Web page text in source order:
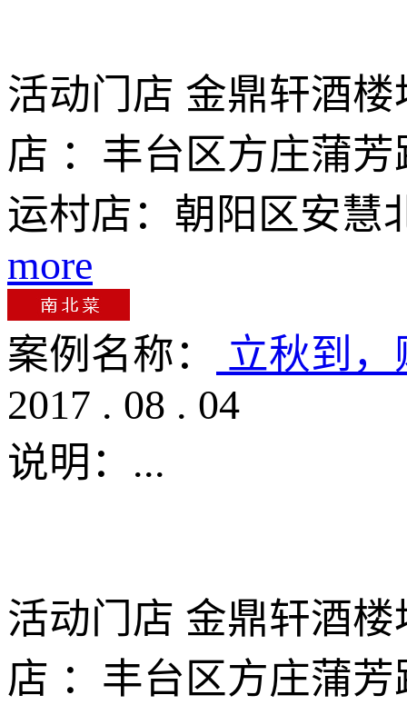
活动门店 金鼎轩酒
店 ：丰台区方庄蒲
运村店：朝阳区安慧
more
案例名称：
立秋到，
2017 . 08 . 04
说明： ...
活动门店 金鼎轩酒
店 ：丰台区方庄蒲